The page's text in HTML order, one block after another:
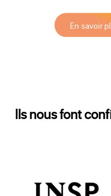
En savoir
Ils nous font